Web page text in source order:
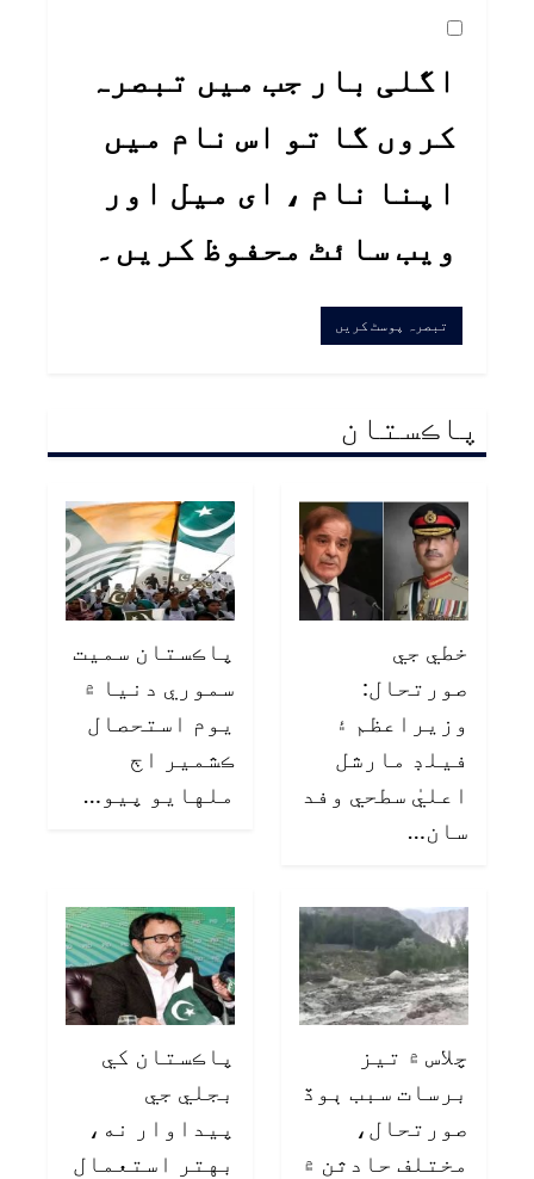
اگلی بار جب میں تبصرہ
کروں گا تو اس نام میں
اپنا نام ، ای میل اور
ویب سائٹ محفوظ کریں۔
پاڪستان
خطي جي
صورتحال:
وزيراعظم ۽
فيلڊ مارشل
اعليٰ سطحي وفد
سان…
پاڪستان سميت
سموري دنيا ۾
يوم استحصال
ڪشمير اڄ
ملهايو پيو…
چلاس ۾ تيز
برسات سبب ٻوڏ
صورتحال،
مختلف حادثن ۾
پاڪستان کي
بجلي جي
پيداوار نه،
بهتر استعمال